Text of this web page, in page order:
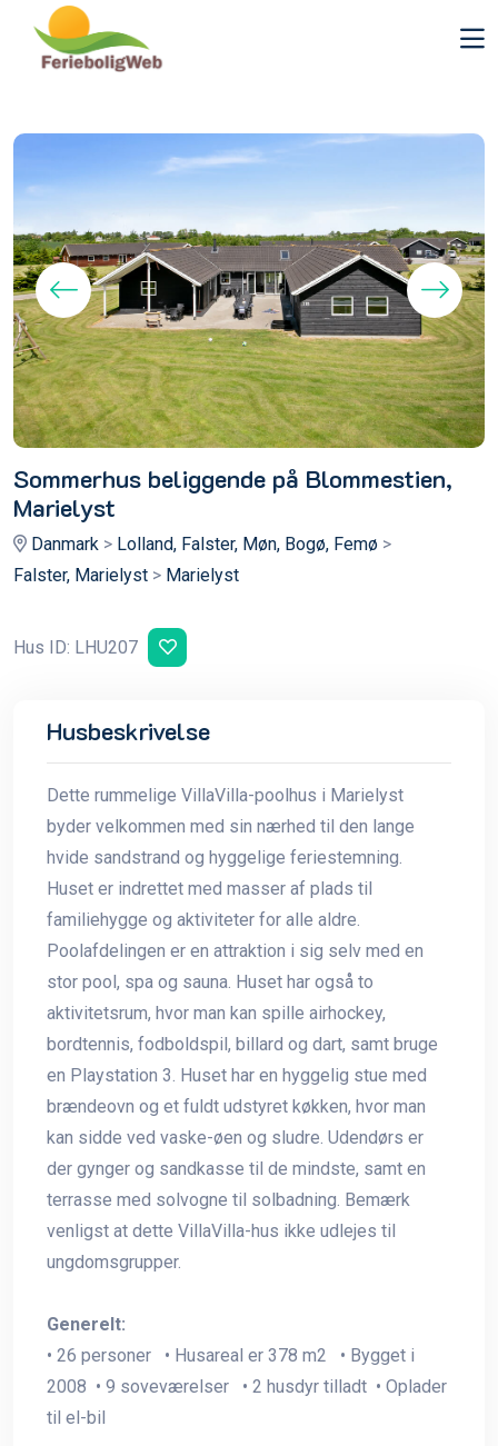
Sommerhus beliggende på Blommestien,
Marielyst
Danmark > Lolland, Falster, Møn, Bogø, Femø >
Falster, Marielyst > Marielyst
Hus ID: LHU207
Husbeskrivelse
Dette rummelige VillaVilla-poolhus i Marielyst
byder velkommen med sin nærhed til den lange
hvide sandstrand og hyggelige feriestemning.
Huset er indrettet med masser af plads til
familiehygge og aktiviteter for alle aldre.
Poolafdelingen er en attraktion i sig selv med en
stor pool, spa og sauna. Huset har også to
aktivitetsrum, hvor man kan spille airhockey,
bordtennis, fodboldspil, billard og dart, samt bruge
en Playstation 3. Huset har en hyggelig stue med
brændeovn og et fuldt udstyret køkken, hvor man
kan sidde ved vaske-øen og sludre. Udendørs er
der gynger og sandkasse til de mindste, samt en
terrasse med solvogne til solbadning. Bemærk
venligst at dette VillaVilla-hus ikke udlejes til
ungdomsgrupper.
Generelt:
• 26 personer • Husareal er 378 m2 • Bygget i
2008 • 9 soveværelser • 2 husdyr tilladt • Oplader
til el-bil